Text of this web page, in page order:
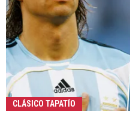
CLÁSICO TAPATÍO